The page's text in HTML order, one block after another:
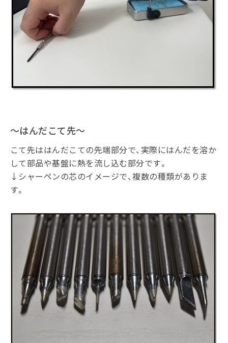
～はんだこて先～
こて先ははんだこての先端部分で、実際にはんだを溶か
して部品や基盤に熱を流し込む部分です。
↓シャーペンの芯のイメージで、複数の種類がありま
す。